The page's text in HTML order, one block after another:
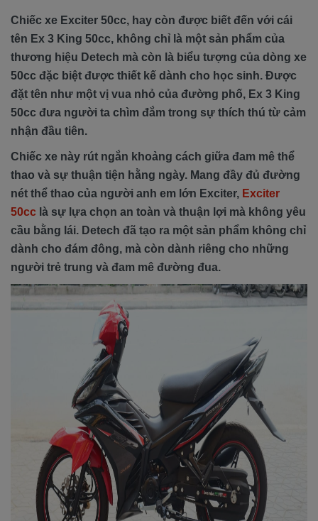
Chiếc xe Exciter 50cc, hay còn được biết đến với cái
tên Ex 3 King 50cc, không chỉ là một sản phẩm của
thương hiệu Detech mà còn là biểu tượng của dòng xe
50cc đặc biệt được thiết kế dành cho học sinh. Được
đặt tên như một vị vua nhỏ của đường phố, Ex 3 King
50cc đưa người ta chìm đắm trong sự thích thú từ cảm
nhận đầu tiên.
Chiếc xe này rút ngắn khoảng cách giữa đam mê thể
thao và sự thuận tiện hằng ngày. Mang đầy đủ đường
nét thể thao của người anh em lớn Exciter, Exciter
50cc là sự lựa chọn an toàn và thuận lợi mà không yêu
cầu bằng lái. Detech đã tạo ra một sản phẩm không chỉ
dành cho đám đông, mà còn dành riêng cho những
người trẻ trung và đam mê đường đua.